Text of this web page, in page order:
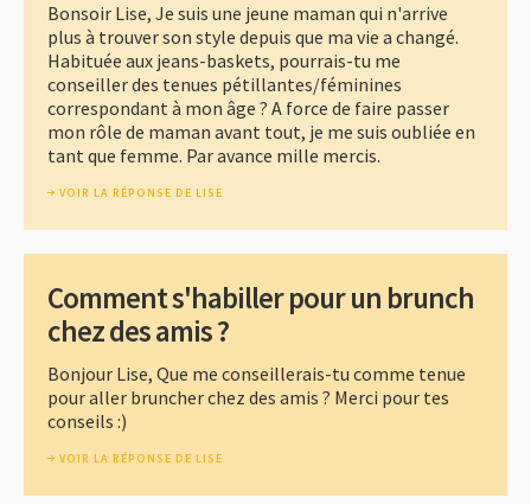
Bonsoir Lise, Je suis une jeune maman qui n'arrive
plus à trouver son style depuis que ma vie a changé.
Habituée aux jeans-baskets, pourrais-tu me
conseiller des tenues pétillantes/féminines
correspondant à mon âge ? A force de faire passer
mon rôle de maman avant tout, je me suis oubliée en
tant que femme. Par avance mille mercis.
VOIR LA RÉPONSE DE LISE
Comment s'habiller pour un brunch
chez des amis ?
Bonjour Lise, Que me conseillerais-tu comme tenue
pour aller bruncher chez des amis ? Merci pour tes
conseils :)
VOIR LA RÉPONSE DE LISE